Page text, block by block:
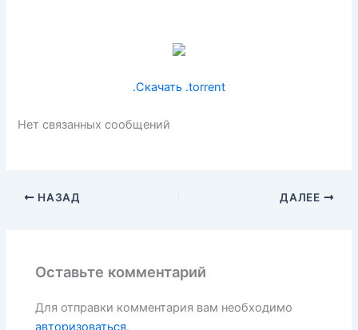
.Скачать .torrent
Нет связанных сообщений
НАЗАД ДАЛЕЕ
Оставьте комментарий
Для отправки комментария вам необходимо
авторизоваться.